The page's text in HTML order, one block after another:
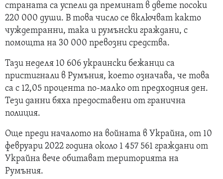
страната са успели да преминат в двете посоки
220 000 души. В това число се включват както
чуждетранни, така и румънски граждани, с
помощта на 30 000 превозни средства.
Тази неделя 10 606 украински бежанци са
пристигнали в Румъния, което означава, че това
са с 12,05 процента по-малко от предходния ден.
Тези данни бяха предоставени от гранична
полиция.
Още преди началото на войната в Украйна, от 10
февруари 2022 година около 1 457 561 граждани от
Украйна вече обитават територията на
Румъния.